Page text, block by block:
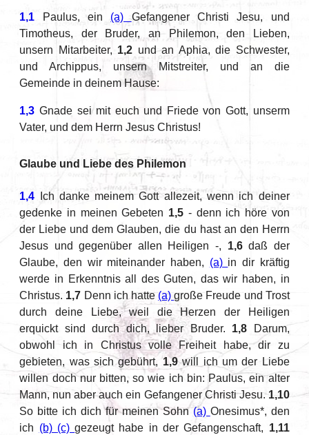
1,1 Paulus, ein (a) Gefangener Christi Jesu, und
Timotheus, der Bruder, an Philemon, den Lieben,
unsern Mitarbeiter, 1,2 und an Aphia, die Schwester,
und Archippus, unsern Mitstreiter, und an die
Gemeinde in deinem Hause:
1,3 Gnade sei mit euch und Friede von Gott, unserm
Vater, und dem Herrn Jesus Christus!
Glaube und Liebe des Philemon
1,4 Ich danke meinem Gott allezeit, wenn ich deiner
gedenke in meinen Gebeten 1,5 - denn ich höre von
der Liebe und dem Glauben, die du hast an den Herrn
Jesus und gegenüber allen Heiligen -, 1,6daß der
Glaube, den wir miteinander haben, (a) in dir kräftig
werde in Erkenntnis all des Guten, das wir haben, in
Christus. 1,7 Denn ich hatte(a)große Freude und Trost
durch deine Liebe, weil die Herzen der Heiligen
erquickt sind durch dich, lieber Bruder. 1,8 Darum,
obwohl ich in Christus volle Freiheit habe, dir zu
gebieten, was sich gebührt,1,9will ich um der Liebe
willen doch nur bitten, so wie ich bin: Paulus, ein alter
Mann, nun aber auch ein Gefangener Christi Jesu. 1,10
So bitte ich dich für meinen Sohn (a) Onesimus*, den
ich (b) (c)gezeugt habe in der Gefangenschaft, 1,11